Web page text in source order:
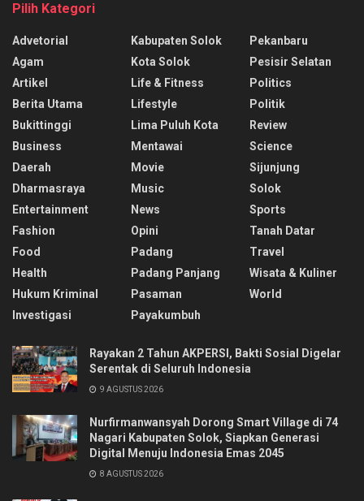
Pilih Kategori
Advetorial
Agam
Artikel
Berita Utama
Bukittinggi
Business
Daerah
Dharmasraya
Entertainment
Fashion
Food
Health
Hukum Kriminal
Investigasi
Kabupaten Solok
Kota Solok
Life & Fitness
Lifestyle
Lima Puluh Kota
Mentawai
Movie
Music
News
Opini
Padang
Padang Panjang
Pasaman
Payakumbuh
Pekanbaru
Pesisir Selatan
Politics
Politik
Review
Science
Sijunjung
Solok
Sports
Tanah Datar
Travel
Wisata & Kuliner
World
Rayakan 2 Tahun AKPERSI, Bakti Sosial Digelar
Serentak di Seluruh Indonesia
9 AGUSTUS 2026
Nurfirmanwansyah Dorong Smart Village di 74
Nagari Kabupaten Solok, Siapkan Generasi
Digital Menuju Indonesia Emas 2045
8 AGUSTUS 2026